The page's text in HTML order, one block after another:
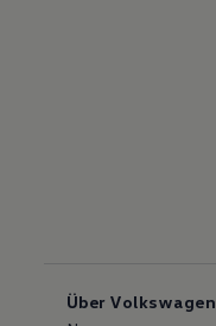
Über Volkswagen